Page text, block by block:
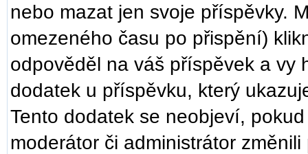
nebo mazat jen svoje příspěvky.
omezeného času po přispění)
odpověděl na váš příspěvek a vy
dodatek u příspěvku, který
Tento dodatek se neobjeví,
moderátor či administrátor